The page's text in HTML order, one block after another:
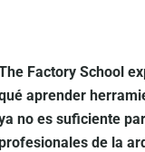
Factory School
aprender
no es suficiente
de la